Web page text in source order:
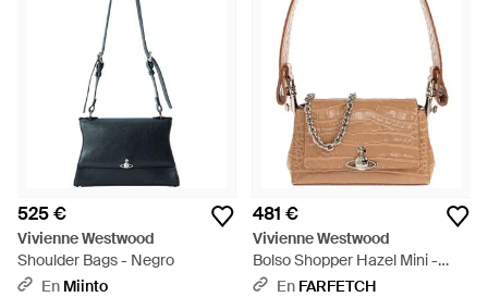
525 €
Vivienne Westwood
Shoulder Bags - Negro
En Miinto
481 €
Vivienne Westwood
Bolso Shopper Hazel Mini -
Blanco
En FARFETCH